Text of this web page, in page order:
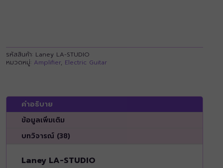
รหัสสินค้า: Laney LA-STUDIO
หมวดหมู่: Amplifier, Electric Guitar
คำอธิบาย
ข้อมูลเพิ่มเติม
บทวิจารณ์ (38)
Laney LA-STUDIO